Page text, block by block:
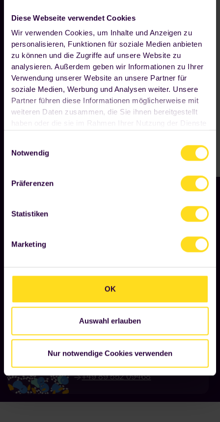
Diese Webseite verwendet Cookies
Wir verwenden Cookies, um Inhalte und Anzeigen zu
personalisieren, Funktionen für soziale Medien anbieten
zu können und die Zugriffe auf unsere Website zu
analysieren. Außerdem geben wir Informationen zu Ihrer
Verwendung unserer Website an unsere Partner für
soziale Medien, Werbung und Analysen weiter. Unsere
Partner führen diese Informationen möglicherweise mit
weiteren Daten zusammen, die Sie ihnen bereitgestellt
haben oder die sie im Rahmen Ihrer Nutzung der Dienste
hiermit einverstanden. Ihre Einwilligung umfasst alle
vorausgewählten beziehungsweise von Ihnen
notwendige Cookies verwenden" sollen, klicken Sie bitte
den entsprechenden Button an. Wir beschränken uns
damit unsere Seite funktioniert. Sie können Ihre
widerrufen oder anpassen, indem Sie auf den "Cookie"
Link am Ende unserer Webseite klicken und die
Notwendig
Präferenzen
Statistiken
Marketing
OK
Auswahl erlauben
Nur notwendige Cookies verwenden
Kundensupport
Direkter Kontakt
support@foodji.com
+49 89 552 09468